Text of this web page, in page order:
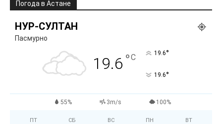
Погода в Астане
НУР-СУЛТАН
Пасмурно
19.6 °C 19.6°
19.6°
55% 3m/s 100%
ПТ СБ ВС ПН ВТ